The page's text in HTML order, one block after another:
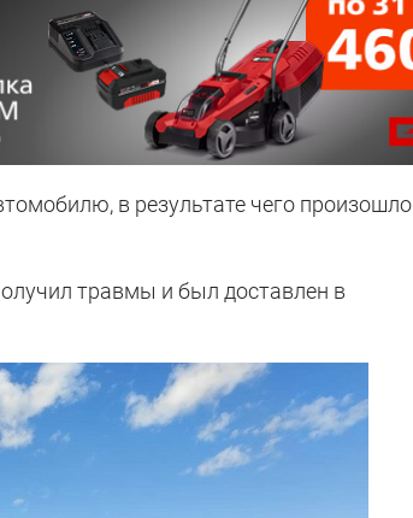
в результате чего произошло
травмы и был доставлен в